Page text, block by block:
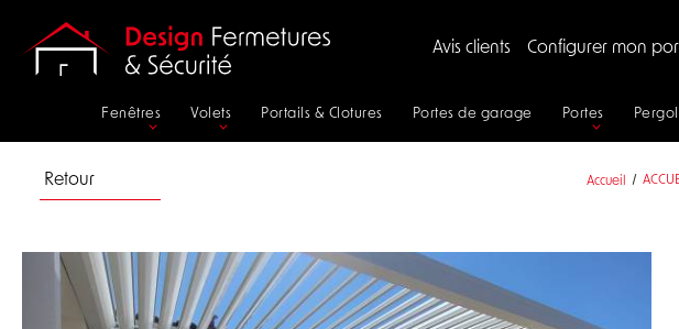
Avis clients Configurer mon
Fenêtres Volets Portails & Clotures Portes de garage Portes
Accueil
Retour